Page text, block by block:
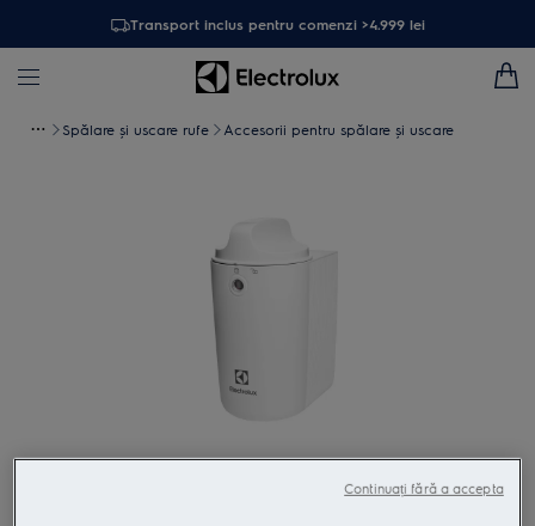
Transport inclus pentru comenzi >4.999 lei
Spălare și uscare rufe Accesorii pentru spălare şi uscare
Atinge pentru zoom
Continuați fără a accepta